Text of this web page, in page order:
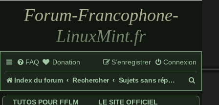
Forum-Francophone-
LinuxMint.fr
FAQ Donation Connexion
S’enregistrer
Index du forum Rechercher Sujets sans réponse
e
TUTOS POUR FFLM
LE SITE OFFICIEL